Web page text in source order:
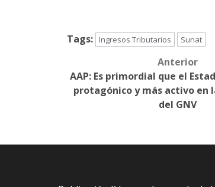
Tags: Ingresos Tributarios Sunat
navigation
Anterior
AAP: Es primordial que el
protagónico y más activo en
del GNV